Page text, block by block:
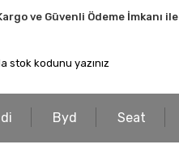
ve Güvenli Ödeme İmkanı ile
Byd Seat